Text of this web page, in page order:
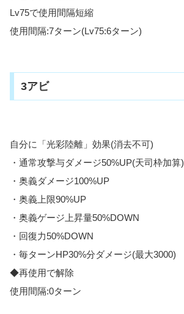
Lv75で使用間隔短縮
使用間隔:7ターン(Lv75:6ターン)
3アビ
自分に「光彩陸離」効果(消去不可)
・通常攻撃与ダメージ50%UP(天司枠加算)
・奥義ダメージ100%UP
・奥義上限90%UP
・奥義ゲージ上昇量50%DOWN
・回復力50%DOWN
・毎ターンHP30%分ダメージ(最大3000)
◆再使用で解除
使用間隔:0ターン